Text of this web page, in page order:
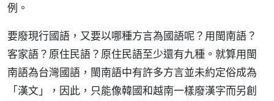
例。
要廢現行國語，又要以哪種方言為國語呢？用閩南語？
客家語？原住民語？原住民語至少還有九種。就算用閩
南語為台灣國語，閩南語中有許多方言並未約定俗成為
「漢文」，因此，只能像韓國和越南一樣廢漢字而另創